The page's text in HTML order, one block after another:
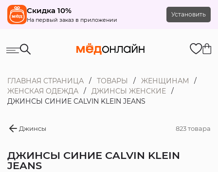
Скидка 10%
На первый заказ в приложении
Установить
ГЛАВНАЯ СТРАНИЦА ТОВАРЫ
ЖЕНЩИНАМ
ЖЕНСКАЯ ОДЕЖДА
ДЖИНСЫ ЖЕНСКИЕ
ДЖИНСЫ СИНИЕ CALVIN KLEIN JEANS
Джинсы 823 товара
ДЖИНСЫ СИНИЕ CALVIN KLEIN
JEANS